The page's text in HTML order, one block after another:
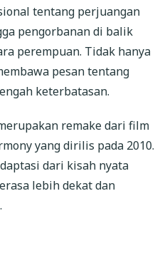
tentang perjuangan
pengorbanan di balik
perempuan. Tidak hanya
pesan tentang
keterbatasan.
remake dari film
yang dirilis pada 2010.
dari kisah nyata
lebih dekat dan